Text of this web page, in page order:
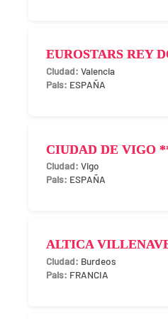
EUROSTARS REY
Valencia
ESPAÑA
CIUDAD DE VIGO
Vigo
ESPAÑA
ALTICA
Burdeos
FRANCIA